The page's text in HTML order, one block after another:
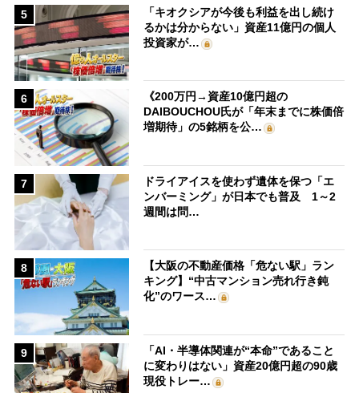
5
「キオクシアが今後も利益を出し続け
るかは分からない」資産11億円の個人
投資家が…
6
《200万円→資産10億円超の
DAIBOUCHOU氏が「年末までに株価倍
増期待」の5銘柄を公…
7
ドライアイスを使わず遺体を保つ「エ
ンバーミング」が日本でも普及 1～2
週間は問…
8
【大阪の不動産価格「危ない駅」ラン
キング】“中古マンション売れ行き鈍
化”のワース…
9
「AI・半導体関連が“本命”であること
に変わりはない」資産20億円超の90歳
現役トレー…